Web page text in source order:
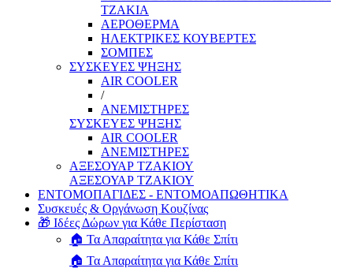
ΤΖΑΚΙΑ
ΑΕΡΟΘΕΡΜΑ
ΗΛΕΚΤΡΙΚΕΣ ΚΟΥΒΕΡΤΕΣ
ΣΟΜΠΕΣ
ΣΥΣΚΕΥΕΣ ΨΗΞΗΣ
AIR COOLER
/
ΑΝΕΜΙΣΤΗΡΕΣ
ΣΥΣΚΕΥΕΣ ΨΗΞΗΣ
AIR COOLER
ΑΝΕΜΙΣΤΗΡΕΣ
ΑΞΕΣΟΥΑΡ ΤΖΑΚΙΟΥ
ΑΞΕΣΟΥΑΡ ΤΖΑΚΙΟΥ
ΕΝΤΟΜΟΠΑΓΙΔΕΣ - ΕΝΤΟΜΟΑΠΩΘΗΤΙΚΑ
Συσκευές & Οργάνωση Κουζίνας
🎁 Ιδέες Δώρων για Κάθε Περίσταση
🏠 Τα Απαραίτητα για Κάθε Σπίτι
🏠 Τα Απαραίτητα για Κάθε Σπίτι